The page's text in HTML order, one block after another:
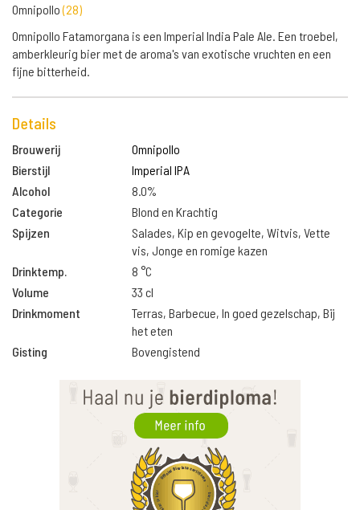
Omnipollo(28)
Omnipollo Fatamorgana is een Imperial India Pale Ale. Een troebel,
amberkleurig bier met de aroma's van exotische vruchten en een
fijne bitterheid.
Details
Brouwerij
Omnipollo
Bierstijl
Imperial IPA
Alcohol
8.0%
Categorie
Blond en Krachtig
Spijzen
Salades, Kip en gevogelte, Witvis, Vette
vis, Jonge en romige kazen
Drinktemp.
8 °C
Volume
33 cl
Drinkmoment
Terras, Barbecue, In goed gezelschap, Bij
het eten
Gisting
Bovengistend